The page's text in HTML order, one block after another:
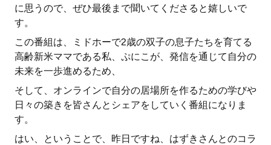
に思うので、ぜひ最後まで聞いてくださると嬉しいで
す。
この番組は、ミドホーで2歳の双子の息子たちを育てる
高齢新米ママである私、ぷにこが、発信を通じて自分の
未来を一歩進めるため、
そして、オンラインで自分の居場所を作るための学びや
日々の築きを皆さんとシェアをしていく番組になりま
す。
はい、ということで、昨日ですね、はずきさんとのコラ